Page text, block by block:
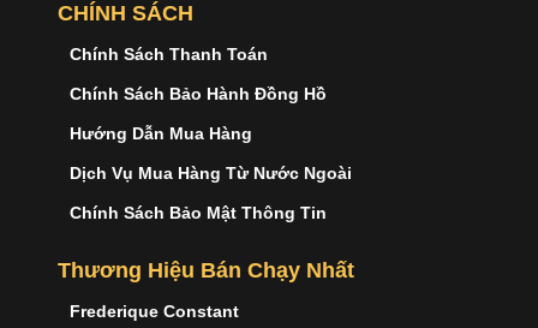
CHÍNH SÁCH
Chính Sách Thanh Toán
Chính Sách Bảo Hành Đồng Hồ
Hướng Dẫn Mua Hàng
Dịch Vụ Mua Hàng Từ Nước Ngoài
Chính Sách Bảo Mật Thông Tin
Thương Hiệu Bán Chạy Nhất
Frederique Constant